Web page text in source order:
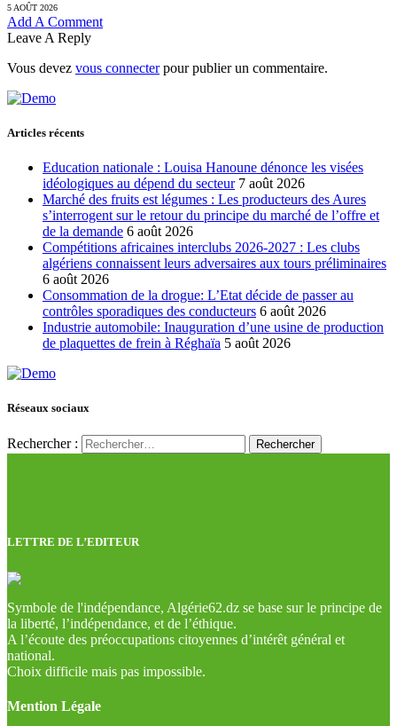
5 AOÛT 2026
Add A Comment
Leave A Reply
Vous devez vous connecterpour publier un commentaire.
Articles récents
Education nationale : Louisa Hanoune dénonce les visées
idéologiques au dépend du secteur 7 août 2026
Marché des fruits est légumes : Les producteurs des Aures
s’interrogent sur le retour du principe du marché de l’offre et
de la demande 6 août 2026
Compétitions africaines interclubs 2026-2027 : Les clubs
algériens connaissent leurs adversaires aux tours préliminaires
6 août 2026
Consommation de la drogue: L’Etat décide de passer au
contrôles sporadiques des conducteurs 6 août 2026
Industrie automobile: Inauguration d’une usine de production
de plaquettes de frein à Réghaïa 5 août 2026
Réseaux sociaux
Rechercher :
LETTRE DE L’EDITEUR
Symbole de l'indépendance, Algérie62.dz se base sur le principe de
la liberté, l’indépendance, et de l’éthique.
A l’écoute des préoccupations citoyennes d’intérêt général et
national.
Choix difficile mais pas impossible.
Mention Légale